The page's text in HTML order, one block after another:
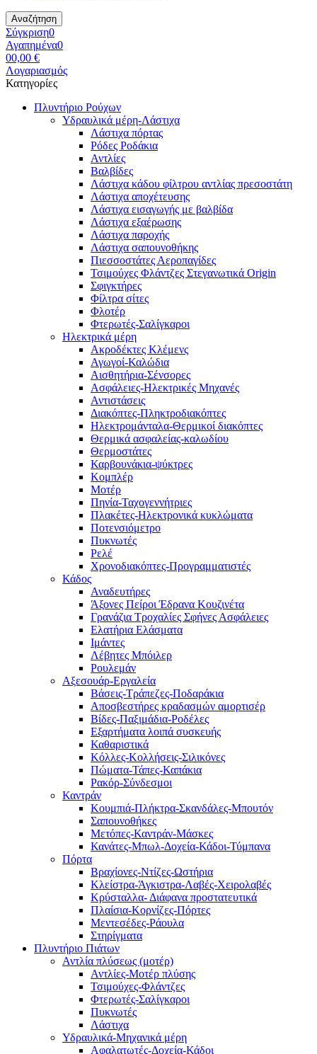
Αναζήτηση
Σύγκριση0
Αγαπημένα0
00,00 €
Λογαριασμός
Κατηγορίες
Πλυντήριο Ρούχων
Υδραυλικά μέρη-Λάστιχα
Λάστιχα πόρτας
Ρόδες Ροδάκια
Αντλίες
Βαλβίδες
Λάστιχα κάδου φίλτρου αντλίας πρεσοστάτη
Λάστιχα αποχέτευσης
Λάστιχα εισαγωγής με βαλβίδα
Λάστιχα εξαέρωσης
Λάστιχα παροχής
Λάστιχα σαπουνοθήκης
Πιεσσοστάτες Αεροπαγίδες
Τσιμούχες Φλάντζες Στεγανωτικά Origin
Σφιγκτήρες
Φίλτρα σίτες
Φλοτέρ
Φτερωτές-Σαλίγκαροι
Ηλεκτρικά μέρη
Ακροδέκτες Κλέμενς
Αγωγοί-Καλώδια
Αισθητήρια-Σένσορες
Ασφάλειες-Ηλεκτρικές Μηχανές
Αντιστάσεις
Διακόπτες-Πληκτροδιακόπτες
Ηλεκτρομάνταλα-Θερμικοί διακόπτες
Θερμικά ασφαλείας-καλωδίου
Θερμοστάτες
Καρβουνάκια-ψύκτρες
Κομπλέρ
Μοτέρ
Πηνία-Ταχογεννήτριες
Πλακέτες-Ηλεκτρονικά κυκλώματα
Ποτενσιόμετρο
Πυκνωτές
Ρελέ
Χρονοδιακόπτες-Προγραμματιστές
Κάδος
Αναδευτήρες
Άξονες Πείροι Έδρανα Κουζινέτα
Γρανάζια Τροχαλίες Σφήνες Ασφάλειες
Ελατήρια Ελάσματα
Ιμάντες
Λέβητες Μπόιλερ
Ρουλεμάν
Αξεσουάρ-Εργαλεία
Βάσεις-Τράπεζες-Ποδαράκια
Αποσβεστήρες κραδασμών αμορτισέρ
Βίδες-Παξιμάδια-Ροδέλες
Εξαρτήματα λοιπά συσκευής
Καθαριστικά
Κόλλες-Κολλήσεις-Σιλικόνες
Πώματα-Τάπες-Καπάκια
Ρακόρ-Σύνδεσμοι
Καντράν
Κουμπιά-Πλήκτρα-Σκανδάλες-Μπουτόν
Σαπουνοθήκες
Μετόπες-Καντράν-Μάσκες
Κανάτες-Μπωλ-Δοχεία-Κάδοι-Τύμπανα
Πόρτα
Βραχίονες-Ντίζες-Ωστήρια
Κλείστρα-Άγκιστρα-Λαβές-Χειρολαβές
Κρύσταλλα- Διάφανα προστατευτικά
Πλαίσια-Κορνίζες-Πόρτες
Μεντεσέδες-Ράουλα
Στηρίγματα
Πλυντήριο Πιάτων
Αντλία πλύσεως (μοτέρ)
Αντλίες-Μοτέρ πλύσης
Τσιμούχες-Φλάντζες
Φτερωτές-Σαλίγκαροι
Πυκνωτές
Λάστιχα
Υδραυλικά-Mηχανικά μέρη
Αφαλατωτές-Δοχεία-Κάδοι